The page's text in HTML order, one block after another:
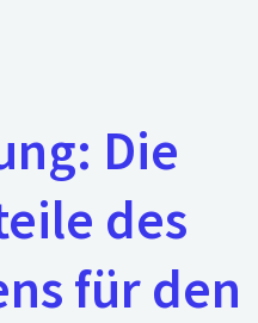
Die
des
für den